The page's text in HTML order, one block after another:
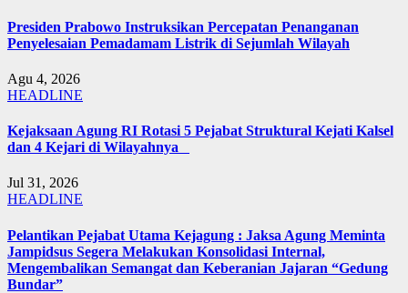
Presiden Prabowo Instruksikan Percepatan Penanganan
Penyelesaian Pemadamam Listrik di Sejumlah Wilayah
Agu 4, 2026
HEADLINE
Kejaksaan Agung RI Rotasi 5 Pejabat Struktural Kejati Kalsel
dan 4 Kejari di Wilayahnya
Jul 31, 2026
HEADLINE
Pelantikan Pejabat Utama Kejagung : Jaksa Agung Meminta
Jampidsus Segera Melakukan Konsolidasi Internal,
Mengembalikan Semangat dan Keberanian Jajaran “Gedung
Bundar”